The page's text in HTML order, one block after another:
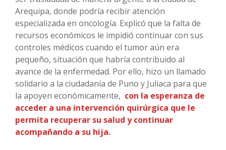
Arequipa, donde podría recibir atención
especializada en oncología. Explicó que la falta de
recursos económicos le impidió continuar con sus
controles médicos cuando el tumor aún era
pequeño, situación que habría contribuido al
avance de la enfermedad. Por ello, hizo un llamado
solidario a la ciudadanía de Puno y Juliaca para que
la apoyen económicamente, con la esperanza de
acceder a una intervención quirúrgica que le
permita recuperar su salud y continuar
acompañando a su hija.